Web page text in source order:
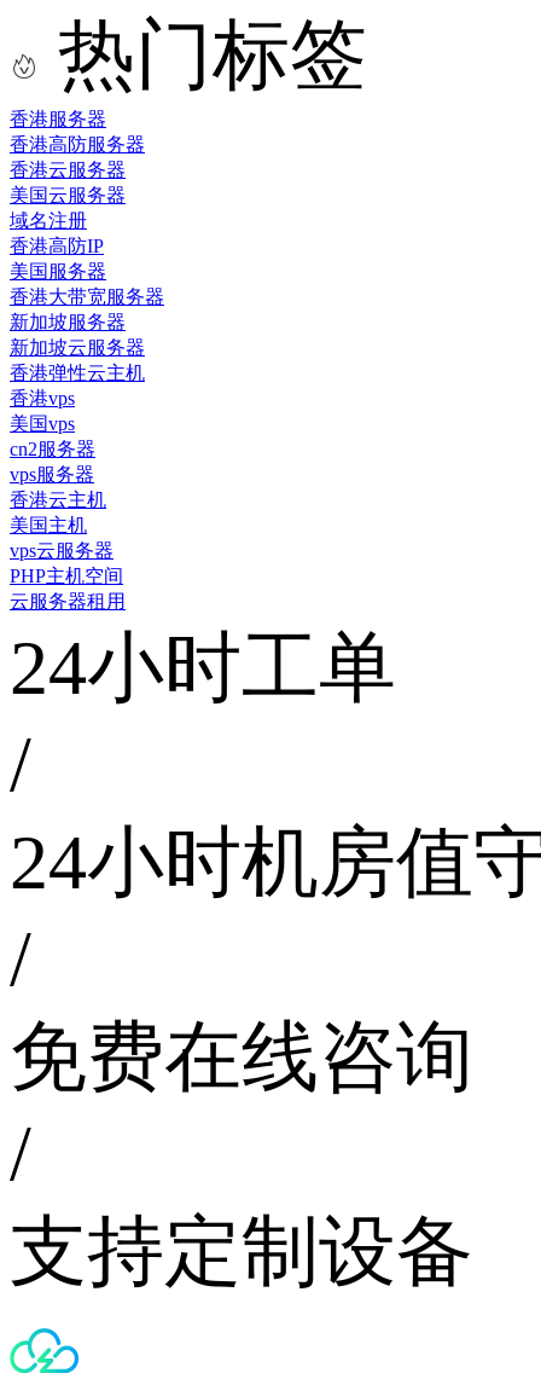
热门标签
香港服务器
香港高防服务器
香港云服务器
美国云服务器
域名注册
香港高防IP
美国服务器
香港大带宽服务器
新加坡服务器
新加坡云服务器
香港弹性云主机
香港vps
美国vps
cn2服务器
vps服务器
香港云主机
美国主机
vps云服务器
PHP主机空间
云服务器租用
24小时工单
/
24小时机房值
/
免费在线咨询
/
支持定制设备